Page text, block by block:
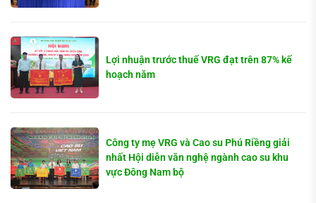
Lợi nhuận trước thuế VRG đạt trên 87% kế
hoạch năm
Công ty mẹ VRG và Cao su Phú Riềng giải
nhất Hội diễn văn nghệ ngành cao su khu
vực Đông Nam bộ